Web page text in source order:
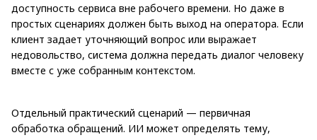
доступность сервиса вне рабочего времени. Но даже в
простых сценариях должен быть выход на оператора. Если
клиент задает уточняющий вопрос или выражает
недовольство, система должна передать диалог человеку
вместе с уже собранным контекстом.
Отдельный практический сценарий — первичная
обработка обращений. ИИ может определять тему,